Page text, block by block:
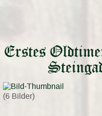
Erstes
(6 Bilder)